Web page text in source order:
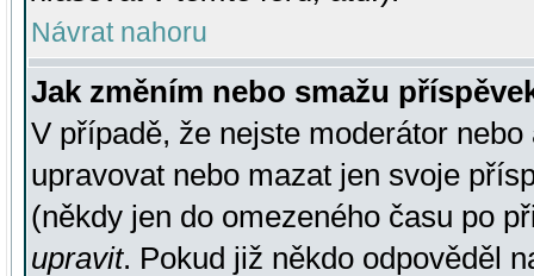
Návrat nahoru
Jak změním nebo smažu
V případě, že nejste moderátor
upravovat nebo mazat jen svoje
(někdy jen do omezeného času po
upravit. Pokud již někdo odpověděl